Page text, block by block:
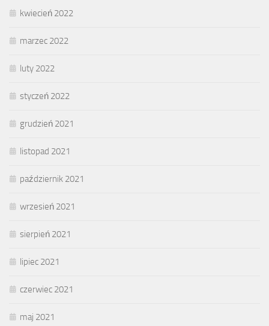
kwiecień 2022
marzec 2022
luty 2022
styczeń 2022
grudzień 2021
listopad 2021
październik 2021
wrzesień 2021
sierpień 2021
lipiec 2021
czerwiec 2021
maj 2021